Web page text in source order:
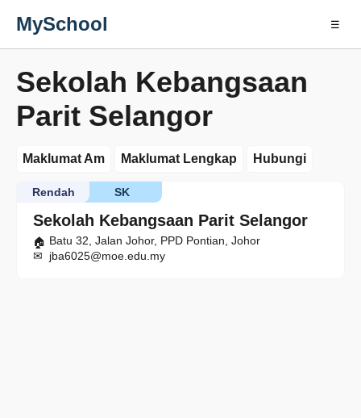
MySchool ☰
Sekolah Kebangsaan
Parit Selangor
Maklumat Am Maklumat Lengkap Hubungi
Sekolah Kebangsaan Parit Selangor
SK
Rendah
Batu 32, Jalan Johor, PPD Pontian, Johor
jba6025@moe.edu.my